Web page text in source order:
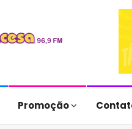
Promoção